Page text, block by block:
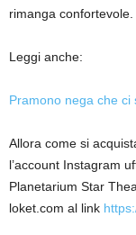
rimanga confortevole.
Leggi anche:
Pramono nega che
Allora come si
l’account Instagram
Planetarium Star
loket.com al link